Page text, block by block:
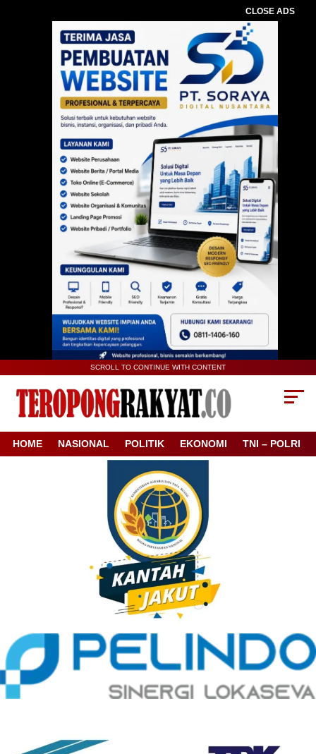
CLOSE ADS
SCROLL TO CONTINUE WITH CONTENT
HOME NASIONAL POLITIK EKONOMI TNI – POLRI